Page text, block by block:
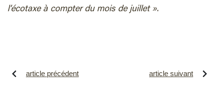
l’écotaxe à compter du mois de juillet ».
article précédent article suivant